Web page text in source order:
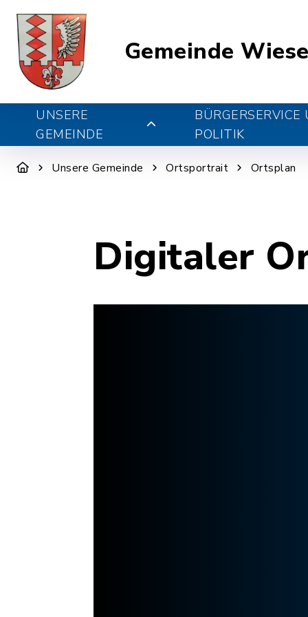
Gemeinde
UNSERE
GEMEINDE
BÜRGERSERVICE
POLITIK
Unsere Gemeinde Ortsportrait Ortsplan
Digitaler